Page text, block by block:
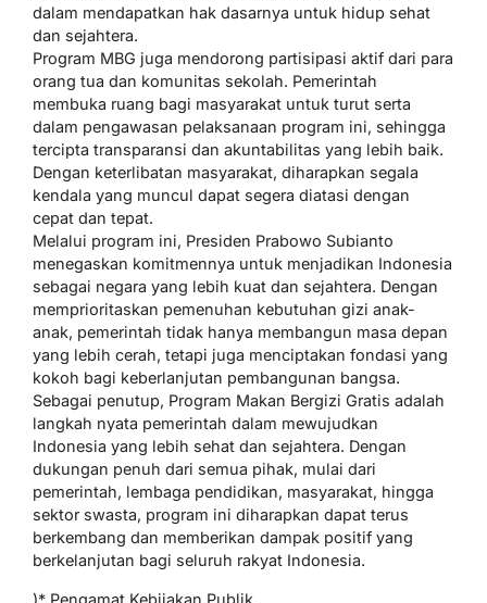
dalam mendapatkan hak dasarnya untuk hidup sehat
dan sejahtera.
Program MBG juga mendorong partisipasi aktif dari para
orang tua dan komunitas sekolah. Pemerintah
membuka ruang bagi masyarakat untuk turut serta
dalam pengawasan pelaksanaan program ini, sehingga
tercipta transparansi dan akuntabilitas yang lebih baik.
Dengan keterlibatan masyarakat, diharapkan segala
kendala yang muncul dapat segera diatasi dengan
cepat dan tepat.
Melalui program ini, Presiden Prabowo Subianto
menegaskan komitmennya untuk menjadikan Indonesia
sebagai negara yang lebih kuat dan sejahtera. Dengan
memprioritaskan pemenuhan kebutuhan gizi anak-
anak, pemerintah tidak hanya membangun masa depan
yang lebih cerah, tetapi juga menciptakan fondasi yang
kokoh bagi keberlanjutan pembangunan bangsa.
Sebagai penutup, Program Makan Bergizi Gratis adalah
langkah nyata pemerintah dalam mewujudkan
Indonesia yang lebih sehat dan sejahtera. Dengan
dukungan penuh dari semua pihak, mulai dari
pemerintah, lembaga pendidikan, masyarakat, hingga
sektor swasta, program ini diharapkan dapat terus
berkembang dan memberikan dampak positif yang
berkelanjutan bagi seluruh rakyat Indonesia.
)* Pengamat Kebijakan Publik